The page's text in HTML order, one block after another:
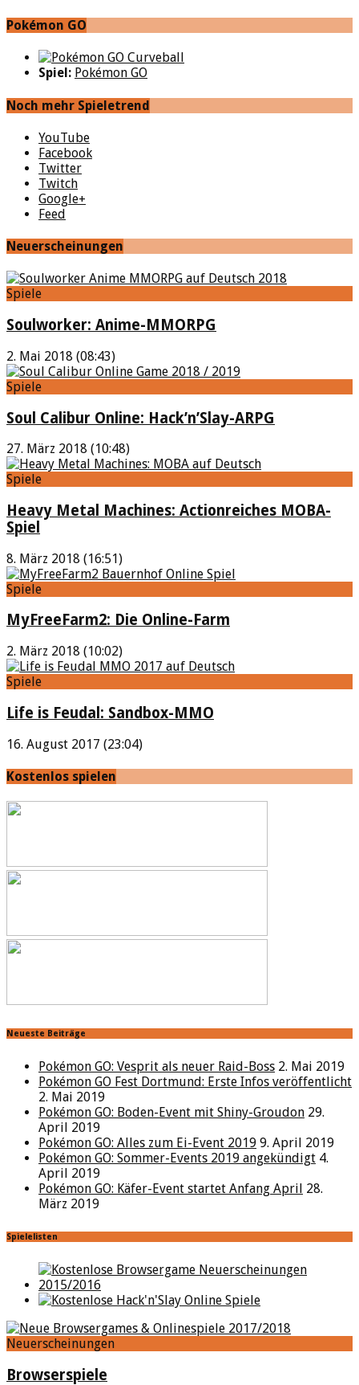
Pokémon GO
Spiel: Pokémon GO
Noch mehr Spieletrend
YouTube
Facebook
Twitter
Twitch
Google+
Feed
Neuerscheinungen
Spiele
Soulworker: Anime-MMORPG
2. Mai 2018 (08:43)
Spiele
Soul Calibur Online: Hack’n’Slay-ARPG
27. März 2018 (10:48)
Spiele
Heavy Metal Machines: Actionreiches MOBA-
Spiel
8. März 2018 (16:51)
Spiele
MyFreeFarm2: Die Online-Farm
2. März 2018 (10:02)
Spiele
Life is Feudal: Sandbox-MMO
16. August 2017 (23:04)
Kostenlos spielen
Neueste Beiträge
Pokémon GO: Vesprit als neuer Raid-Boss 2. Mai 2019
Pokémon GO Fest Dortmund: Erste Infos veröffentlicht
2. Mai 2019
Pokémon GO: Boden-Event mit Shiny-Groudon 29.
April 2019
Pokémon GO: Alles zum Ei-Event 2019 9. April 2019
Pokémon GO: Sommer-Events 2019 angekündigt 4.
April 2019
Pokémon GO: Käfer-Event startet Anfang April 28.
März 2019
Spielelisten
Neuerscheinungen
Browserspiele